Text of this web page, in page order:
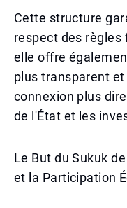
Cette structure
respect des
elle offre
plus transparent
connexion plus
de l'État et les
Le But du Sukuk
et la Participation